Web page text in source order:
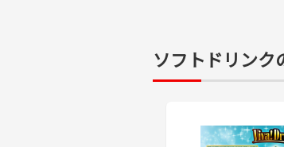
ソフトドリンク